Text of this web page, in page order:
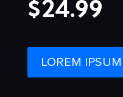
$24.99
LOREM IPSUM